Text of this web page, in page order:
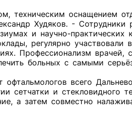
техническим оснащением
Худяков. - Сотрудники
и научно-практических
регулярно участвовали
Профессионализм врачей,
больных с самыми
всего
сетчатки и стекловидного
а затем совместно